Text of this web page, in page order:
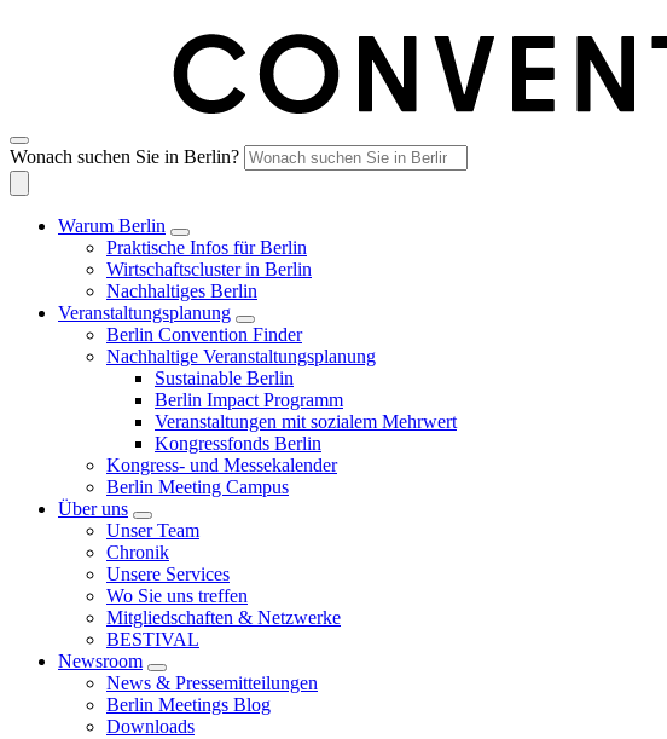
Wonach suchen Sie in Berlin?
Warum Berlin
Praktische Infos für Berlin
Wirtschaftscluster in Berlin
Nachhaltiges Berlin
Veranstaltungsplanung
Berlin Convention Finder
Nachhaltige Veranstaltungsplanung
Sustainable Berlin
Berlin Impact Programm
Veranstaltungen mit sozialem Mehrwert
Kongressfonds Berlin
Kongress- und Messekalender
Berlin Meeting Campus
Über uns
Unser Team
Chronik
Unsere Services
Wo Sie uns treffen
Mitgliedschaften & Netzwerke
BESTIVAL
Newsroom
News & Pressemitteilungen
Berlin Meetings Blog
Downloads